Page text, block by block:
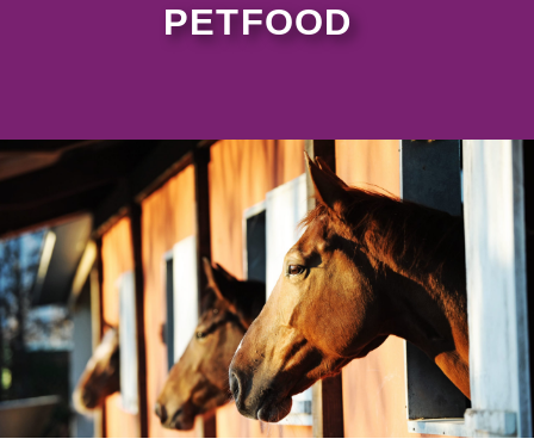
PETFOOD